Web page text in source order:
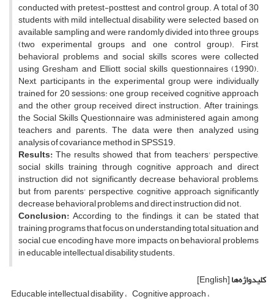
conducted with pretest-posttest and control group. A total of 30
students with mild intellectual disability were selected based on
available sampling and were randomly divided into three groups
(two experimental groups and one control group). First,
behavioral problems and social skills scores were collected
using Gresham and Elliott social skills questionnaires (1990).
Next, participants in the experimental group were individually
trained for 20 sessions: one group received cognitive approach
and the other group received direct instruction. After trainings,
the Social Skills Questionnaire was administered again among
teachers and parents. The data were then analyzed using
analysis of covariance method in SPSS19.
Results:The results showed that from teachers' perspective,
social skills training through cognitive approach and direct
instruction did not significantly decrease behavioral problems,
but from parents' perspective, cognitive approach significantly
decrease behavioral problems and direct instruction did not.
Conclusion: According to the findings, it can be stated that
training programs that focus on understanding total situation and
social cue encoding have more impacts on behavioral problems
in educable intellectual disability students.
کلیدواژه‌ها[English]
Educable intellectual disability Cognitive approach